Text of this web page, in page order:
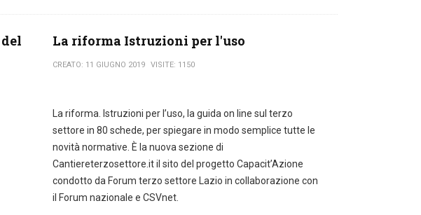
La riforma Istruzioni per l'uso
CREATO: 11 GIUGNO 2019 VISITE: 1150
La riforma. Istruzioni per l’uso, la guida on line sul terzo
settore in 80 schede, per spiegare in modo semplice tutte le
novità normative. È la nuova sezione di
Cantiereterzosettore.it il sito del progetto Capacit’Azione
condotto da Forum terzo settore Lazio in collaborazione con
il Forum nazionale e CSVnet.